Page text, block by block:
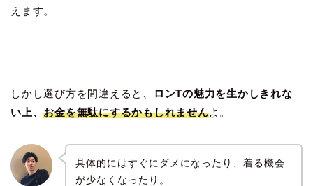
えます。
しかし選び方を間違えると、
ロンTの魅力を生かしきれな
い上、お金を無駄にするかもしれませんよ。
具体的にはすぐにダメになったり、着る機会
が少なくなったり。